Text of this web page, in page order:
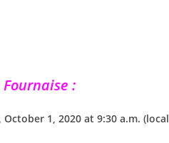
:
1, 2020 at 9:30 a.m.